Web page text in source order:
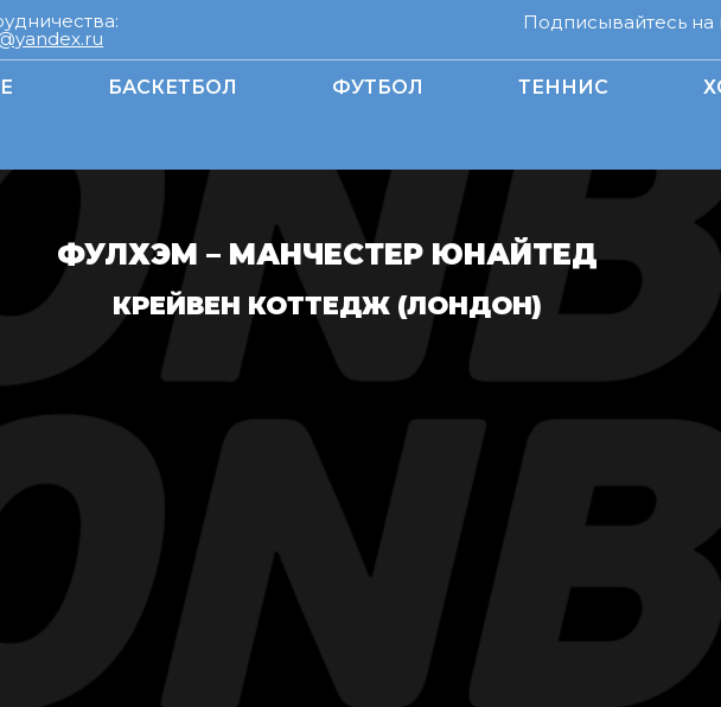
Подписывайтесь на
БАСКЕТБОЛ ФУТБОЛ ТЕННИС
ФУЛХЭМ – МАНЧЕСТЕР ЮНАЙТЕД
КРЕЙВЕН КОТТЕДЖ (ЛОНДОН)